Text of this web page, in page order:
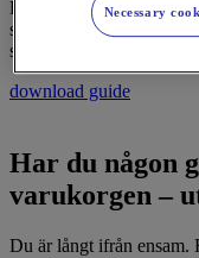
Få konkreta tips på hur
skapar en smidigare
sitt köp.
download guide
Har du någon
varukorgen –
Du är långt ifrån ensam.
Necessary